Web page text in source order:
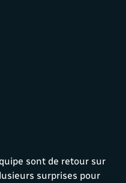
sont de retour sur
surprises pour